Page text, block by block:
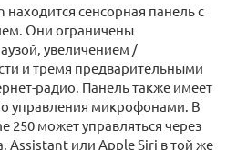
находится сенсорная панель с
Они ограничены
увеличением /
и тремя предварительными
радио. Панель также имеет
управления микрофонами. В
250 может управляться через
Assistant или Apple Siri в той же